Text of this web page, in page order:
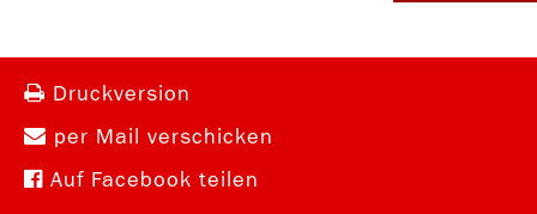
Druckversion
per Mail verschicken
Auf Facebook teilen